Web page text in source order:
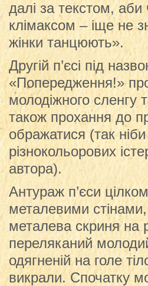
далі за текстом, аби
клімаксом – іще не
жінки танцюють».
Другій п’єсі під
«Попередження!» про
молодіжного сленгу
також прохання до
ображатися (так
різнокольорових
автора).
Антураж п’єси
металевими
металева скриня на
переляканий молодий
одягненій на голе
викрали. Спочатку